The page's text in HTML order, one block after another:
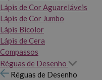
Lápis de Cor Aguareláveis
Lápis de Cor Jumbo
Lápis Bicolor
Lápis de Cera
Compassos
Réguas de Desenho
Réguas de Desenho